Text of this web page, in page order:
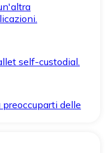
self-custodial.
delle